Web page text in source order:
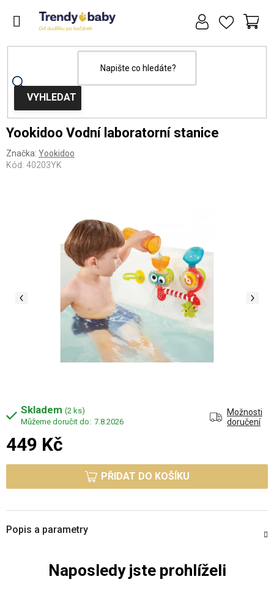
DomůHračky
Skladem (2 ks)
7.8.2026
Možnosti
doručení
449 Kč
PŘIDAT DO KOŠÍKU
Yookidoo Vodní laboratorní stanice
Značka: Yookidoo
Kód: 40203YK
Popis a parametry
Naposledy jste prohlíželi